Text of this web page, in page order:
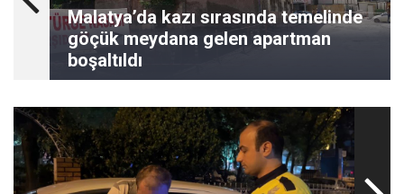
Malatya’da kazı sırasında temelinde
göçük meydana gelen apartman
boşaltıldı